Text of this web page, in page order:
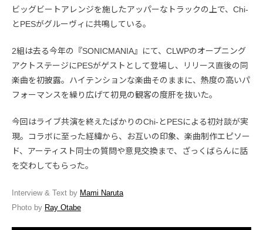
ビッグビートアレンジを施したアッパーなトラックの上で、Chi-
とPESがグルーヴィに共鳴している。
2組は去る今年の『SONICMANIA』にて、CLWPのオープニング
アクトステージにPESがゲストとして登場し、リリース直後の同
楽曲を初披露。ハイテンションな楽曲そのままに、熱度の高いパ
フォーマンスを繰り広げて初見の観客の度肝を抜いた。
今回はライブ共演を終えたばかりのChi-とPESによる初対談が実
現。コラボに至った経緯から、お互いの印象、楽曲制作エピソー
ド、アーティスト同士の質問や意見交換まで、ざっくばらんに話
を交わしてもらった。
Interview & Text by Mami Naruta
Photo by Ray Otabe